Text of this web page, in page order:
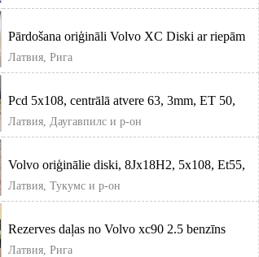
Pārdošana oriģināli Volvo XC Diski ar riepām
5mm. Latvijā nav braukti.
Латвия, Рига
Pcd 5x108, centrālā atvere 63, 3mm, ET 50,
kopā ar ziemas riepām 225/50/
Латвия, Даугавпилс и р-он
Volvo oriģinālie diski, 8Jx18H2, 5x108, Et55,
diska centrs 63, 4, diska
Латвия, Тукумс и р-он
Rezerves daļas no Volvo xc90 2.5 benzīns
154kW. Europa Automātis
Латвия, Рига